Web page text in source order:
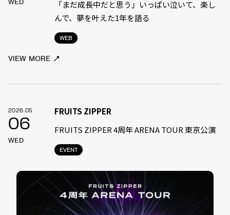
WED
WEB
「まだ成長中だと思う」――いっぱい泣いて、楽し
んで、夢を叶えた1年を語る
VIEW MORE
2026.05
06
WED
EVENT
FRUITS ZIPPER
FRUITS ZIPPER 4周年 ARENA TOUR 東京公演